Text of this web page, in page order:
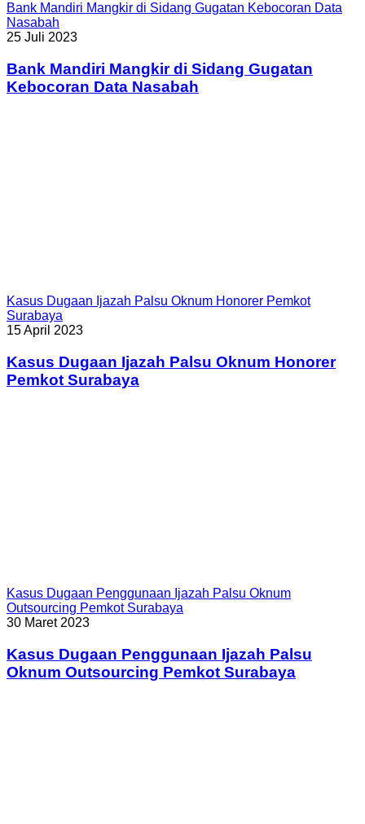
Bank Mandiri Mangkir di Sidang Gugatan Kebocoran Data
Nasabah
25 Juli 2023
Bank Mandiri Mangkir di Sidang Gugatan
Kebocoran Data Nasabah
Kasus Dugaan Ijazah Palsu Oknum Honorer Pemkot
Surabaya
15 April 2023
Kasus Dugaan Ijazah Palsu Oknum Honorer
Pemkot Surabaya
Kasus Dugaan Penggunaan Ijazah Palsu Oknum
Outsourcing Pemkot Surabaya
30 Maret 2023
Kasus Dugaan Penggunaan Ijazah Palsu
Oknum Outsourcing Pemkot Surabaya